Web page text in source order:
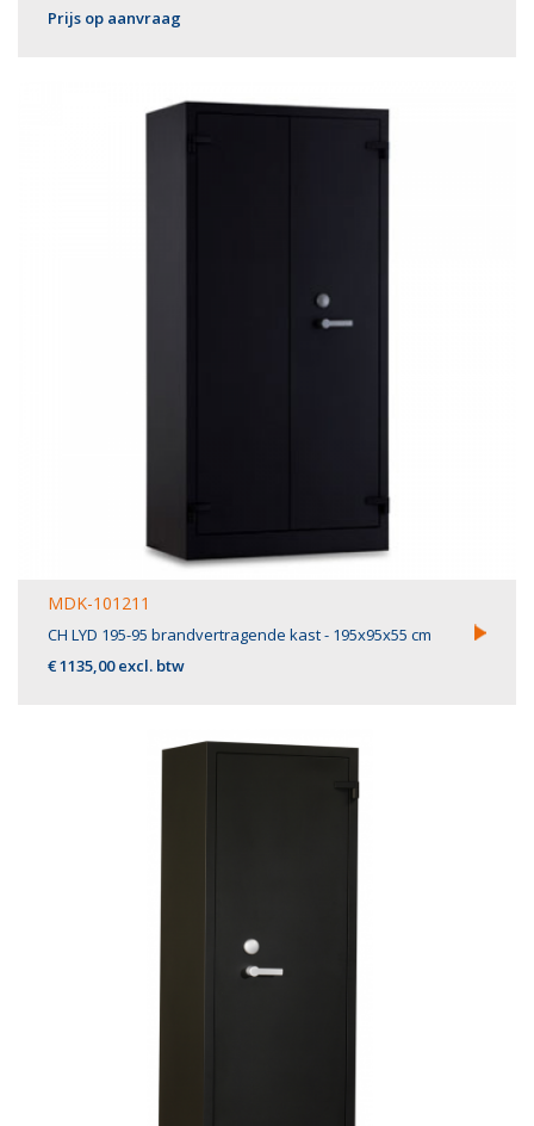
Prijs op aanvraag
MDK-101211
CH LYD 195-95 brandvertragende kast - 195x95x55 cm
€ 1135,00 excl. btw